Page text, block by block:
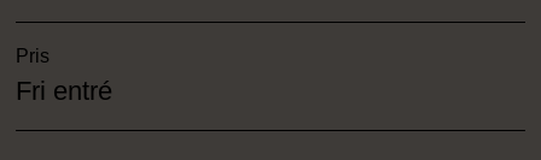
Pris
Fri entré